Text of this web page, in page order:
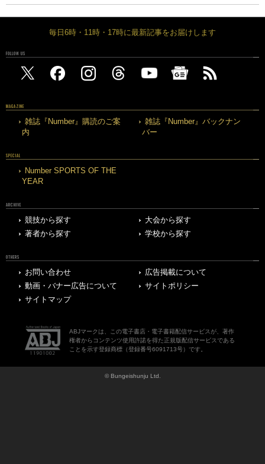
毎日6時・11時・17時に最新記事をお届けします
FOLLOW US
MAGAZINE
雑誌『Number』購読のご案
内
雑誌『Number』バックナン
バー
SPECIAL
Number SPORTS OF THE
YEAR
ARCHIVE
競技から探す
大会から探す
著者から探す
学校から探す
OTHERS
お問い合わせ
広告掲載について
動画・バナー広告について
サイトポリシー
サイトマップ
ABJマークは、この電子書店・電子書籍配信サービスが、著作
権者からコンテンツ使用許諾を得た正規版配信サービスである
ことを示す登録商標（登録番号6091713号）です。
© Bungeishunju Ltd.